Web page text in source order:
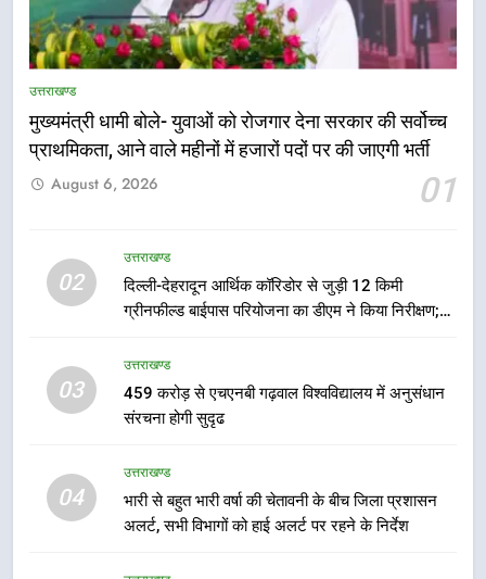
उत्तराखण्ड
मुख्यमंत्री धामी बोले- युवाओं को रोजगार देना सरकार की सर्वोच्च
प्राथमिकता, आने वाले महीनों में हजारों पदों पर की जाएगी भर्ती
01
August 6, 2026
02
उत्तराखण्ड
दिल्ली-देहरादून आर्थिक कॉरिडोर से जुड़ी 12 किमी
ग्रीनफील्ड बाईपास परियोजना का डीएम ने किया निरीक्षण;
सुरक्षा मानकों से कोई समझौता नहींः डीएम
03
उत्तराखण्ड
459 करोड़ से एचएनबी गढ़वाल विश्वविद्यालय में अनुसंधान
संरचना होगी सुदृढ
04
उत्तराखण्ड
भारी से बहुत भारी वर्षा की चेतावनी के बीच जिला प्रशासन
अलर्ट, सभी विभागों को हाई अलर्ट पर रहने के निर्देश
5
एमडीडीए बोर्ड बैठक में 25 विकास प्रस्तावों
6
मुख्यमंत्री पुष्कर सिंह धामी के दिशा-निर्देशों
गिरफ्तार
उत्तराखण्ड